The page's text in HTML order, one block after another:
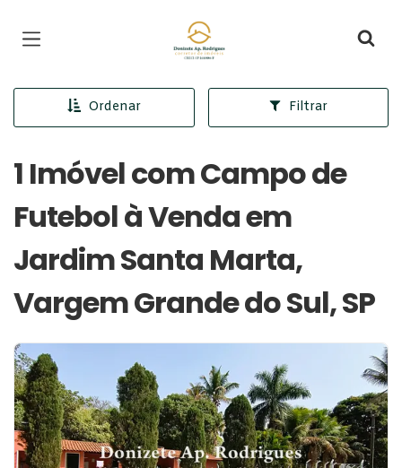
Página inicial
Ordenar Filtrar
1 Imóvel com Campo de
Futebol à Venda em
Jardim Santa Marta,
Vargem Grande do Sul, SP